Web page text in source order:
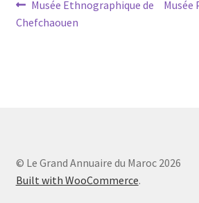
Navigation
de
Article
précédent :
Musée Ethnographique de
Chefchaouen
Article
Musée
© Le Grand Annuaire du Maroc 2026
Built with WooCommerce.